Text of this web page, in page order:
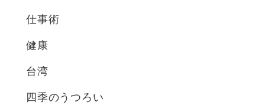
仕事術
健康
台湾
四季のうつろい